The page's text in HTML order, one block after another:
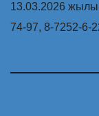
13.03.2026 жылы
74-97, 8-7252-6-